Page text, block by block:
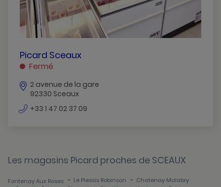
Boulogne-Billancourt
Bourg-La-Reine
Chatenay-Malabry
Chatillon
Chaville
Clamart
Courbevoie
Fontenay-Aux-Roses
PICARD
SCEAUX
Picard Sceaux
Fermé
2 avenue de la gare
92330 Sceaux
+33 1 47 02 37 09
Les magasins Picard proches de SCEAUX
Fontenay Aux Roses - Le Plessis Robinson - Chatenay Malabry